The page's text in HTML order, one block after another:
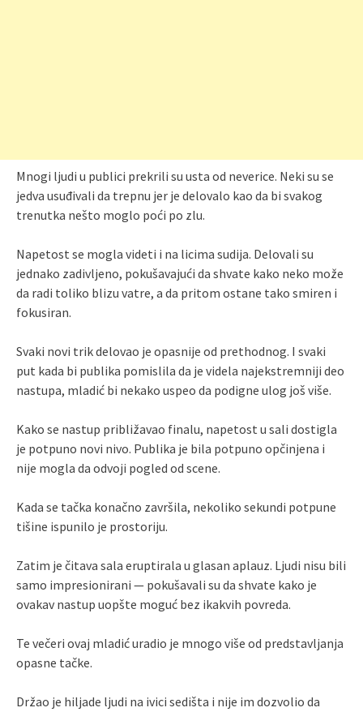
Mnogi ljudi u publici prekrili su usta od neverice. Neki su se
jedva usuđivali da trepnu jer je delovalo kao da bi svakog
trenutka nešto moglo poći po zlu.
Napetost se mogla videti i na licima sudija. Delovali su
jednako zadivljeno, pokušavajući da shvate kako neko može
da radi toliko blizu vatre, a da pritom ostane tako smiren i
fokusiran.
Svaki novi trik delovao je opasnije od prethodnog. I svaki
put kada bi publika pomislila da je videla najekstremniji deo
nastupa, mladić bi nekako uspeo da podigne ulog još više.
Kako se nastup približavao finalu, napetost u sali dostigla
je potpuno novi nivo. Publika je bila potpuno opčinjena i
nije mogla da odvoji pogled od scene.
Kada se tačka konačno završila, nekoliko sekundi potpune
tišine ispunilo je prostoriju.
Zatim je čitava sala eruptirala u glasan aplauz. Ljudi nisu bili
samo impresionirani — pokušavali su da shvate kako je
ovakav nastup uopšte moguć bez ikakvih povreda.
Te večeri ovaj mladić uradio je mnogo više od predstavljanja
opasne tačke.
Držao je hiljade ljudi na ivici sedišta i nije im dozvolio da